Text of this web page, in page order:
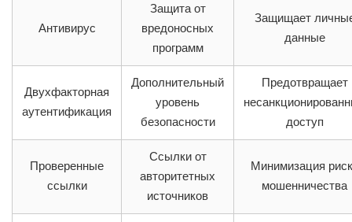
Антивирус
Защита от
вредоносных
программ
Защищает
данные
Двухфакторная
аутентификация
Дополнительный
уровень
безопасности
Предотвращает
доступ
Проверенные
ссылки
Ссылки от
авторитетных
источников
Минимизация
мошенничества